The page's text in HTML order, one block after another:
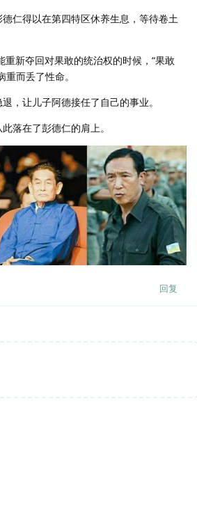
仁得以在第四特区休养生息，等待卷土
新夺回对果敢的统治权的时候，“果敢
而丢了性命。
，让儿子阿德接任了自己的事业。
落在了彭德仁的肩上。
回复